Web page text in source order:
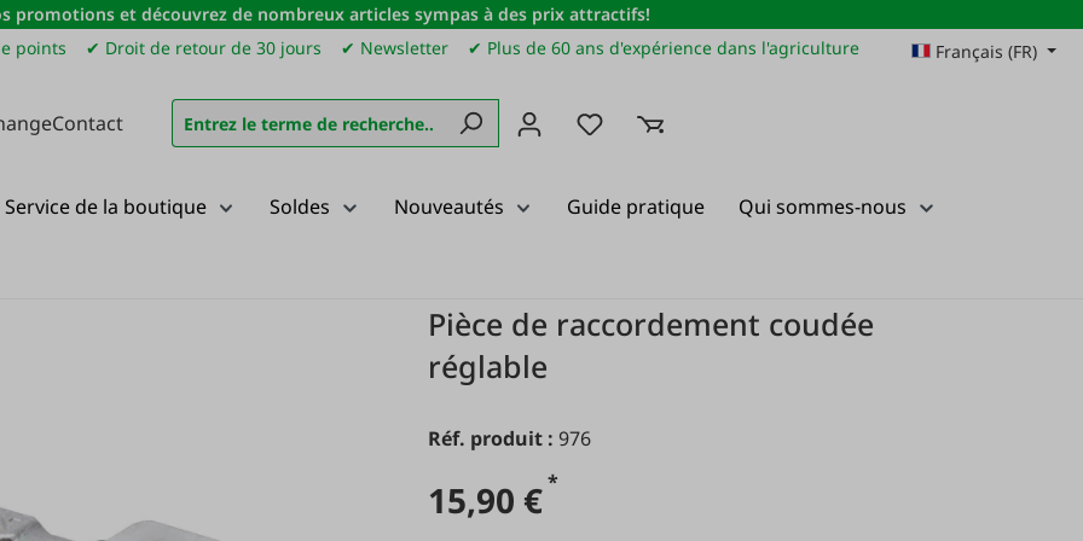
promotions et découvrez de nombreux articles sympas à des prix attractifs!
points ✔ Droit de retour de 30 jours ✔ Newsletter ✔ Plus de 60 ans d'expérience dans l'agriculture Français (FR)
Contact Vous avez 0 articles dans votre liste de souhaits
Service de la boutique Soldes Nouveautés Guide pratique Qui sommes-nous
Pièce de raccordement coudée
réglable
Réf. produit :976
15,90 €*